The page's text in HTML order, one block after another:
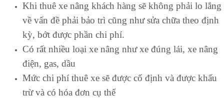
Khi thuê xe nâng khách hàng sẽ không phải lo lắng
về vấn đề phải bảo trì cũng như sửa chữa theo định
kỳ, bớt được phần chi phí.
Có rất nhiều loại xe nâng như xe đúng lái, xe nâng
điện, gas, dầu
Mức chi phí thuê xe sẽ được cố định và được khấu
trừ và có hóa đơn cụ thể